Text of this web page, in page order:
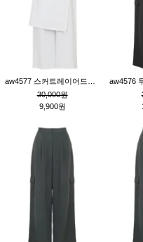
30,000원
9,900원